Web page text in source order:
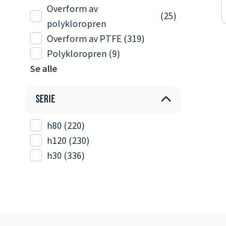
Overform av
polykloropren
(25)
Overform av PTFE (319)
Polykloropren (9)
Se alle
Serie
h80 (220)
h120 (230)
h30 (336)